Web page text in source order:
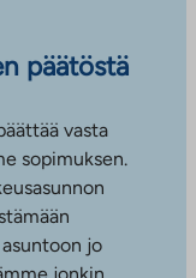
päätöstä
vasta
sopimuksen.
jo
jonkin